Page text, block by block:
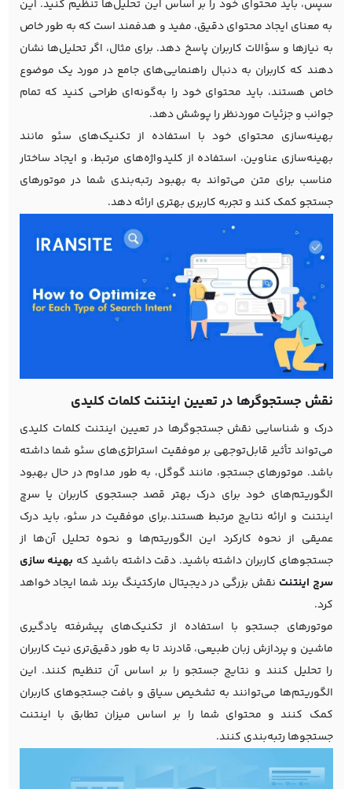
سپس، باید محتوای خود را بر اساس این تحلیل‌ها تنظیم کنید. این
به معنای ایجاد محتوای دقیق، مفید و هدفمند است که به طور خاص
به نیازها و سؤالات کاربران پاسخ دهد. برای مثال، اگر تحلیل‌ها نشان
دهند که کاربران به دنبال راهنمایی‌های جامع در مورد یک موضوع
خاص هستند، باید محتوای خود را به‌گونه‌ای طراحی کنید که تمام
جوانب و جزئیات موردنظر را پوشش دهد.
بهینه‌سازی محتوای خود با استفاده از تکنیک‌های سئو مانند
بهینه‌سازی عناوین، استفاده از کلیدواژه‌های مرتبط، و ایجاد ساختار
مناسب برای متن می‌تواند به بهبود رتبه‌بندی شما در موتورهای
جستجو کمک کند و تجربه کاربری بهتری ارائه دهد.
نقش جستجوگرها در تعیین اینتنت کلمات کلیدی
درک و شناسایی نقش جستجوگرها در تعیین اینتنت کلمات کلیدی
می‌تواند تأثیر قابل‌توجهی بر موفقیت استراتژی‌های سئو شما داشته
باشد. موتورهای جستجو، مانند گوگل، به طور مداوم در حال بهبود
الگوریتم‌های خود برای درک بهتر قصد جستجوی کاربران یا سرچ
اینتنت و ارائه نتایج مرتبط هستند.برای موفقیت در سئو، باید درک
عمیقی از نحوه کارکرد این الگوریتم‌ها و نحوه تحلیل آن‌ها از
جستجوهای کاربران داشته باشید. دقت داشته باشید که بهینه سازی
سرچ اینتنت نقش بزرگی دردیجیتال مارکتینگ برند شما ایجاد خواهد
کرد.
موتورهای جستجو با استفاده از تکنیک‌های پیشرفته یادگیری
ماشین و پردازش زبان طبیعی، قادرند تا به طور دقیق‌تری نیت کاربران
را تحلیل کنند و نتایج جستجو را بر اساس آن تنظیم کنند. این
الگوریتم‌ها می‌توانند به تشخیص سیاق و بافت جستجوهای کاربران
کمک کنند و محتوای شما را بر اساس میزان تطابق با اینتنت
جستجوها رتبه‌بندی کنند.